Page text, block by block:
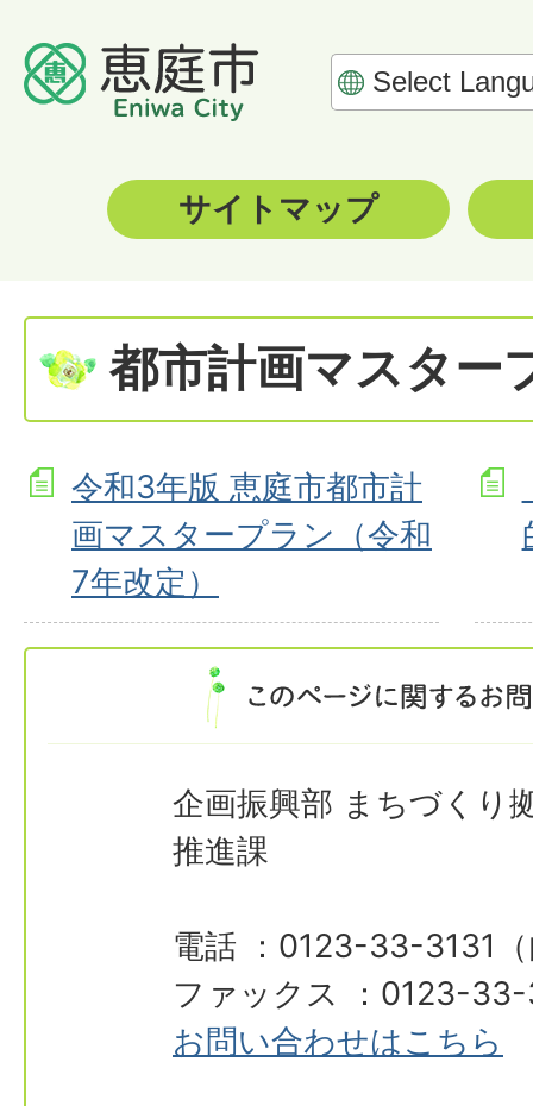
サイトマップ
都市計画マスター
令和3年版 恵庭市都市計
画マスタープラン（令和
7年改定）
企画振興部 まちづくり
推進課
電話 ：0123-33-3131
ファックス ：0123-
お問い合わせはこちら